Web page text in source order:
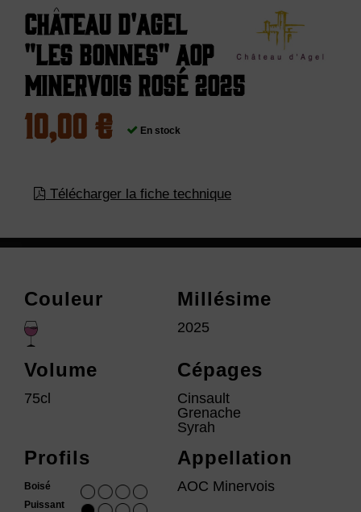
Château d'Agel
"Les Bonnes" AOP
Minervois Rosé 2025
10,00 € En stock
Télécharger la fiche technique
Couleur Millésime
2025
Volume
75cl
Cépages
Cinsault
Grenache
Syrah
Profils
Boisé
Puissant
Appellation
AOC Minervois